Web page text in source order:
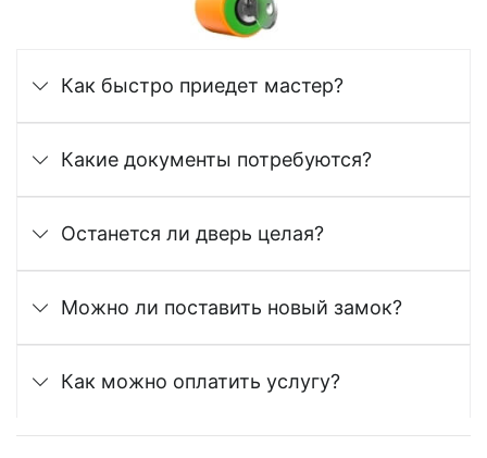
Как быстро приедет мастер?
Какие документы потребуются?
Останется ли дверь целая?
Можно ли поставить новый замок?
Как можно оплатить услугу?